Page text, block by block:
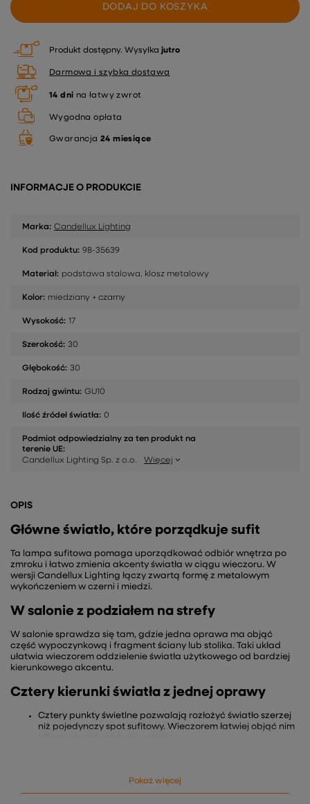
DODAJ DO KOSZYKA
Produkt dostępny Wysyłka jutro
Darmowa i szybka dostawa
14 dni na łatwy zwrot
Wygodna opłata
Gwarancja 24 miesiące
INFORMACJE O PRODUKCIE
Marka: Candellux Lighting
Kod produktu: 98-35639
Materiał: podstawa stalowa, klosz metalowy
Kolor: miedziany + czarny
Wysokość: 17
Szerokość: 30
Głębokość: 30
Rodzaj gwintu: GU10
Ilość źródeł światła: 0
Podmiot odpowiedzialny za ten produkt na
terenie UE:
Candellux Lighting Sp. z o.o.
Więcej
OPIS
Główne światło, które porządkuje sufit
Ta lampa sufitowa pomaga uporządkować odbiór wnętrza po
zmroku i łatwo zmienia akcenty światła w ciągu wieczoru. W
wersji Candellux Lighting łączy zwartą formę z metalowym
wykończeniem w czerni i miedzi.
W salonie z podziałem na strefy
W salonie sprawdza się tam, gdzie jedna oprawa ma objąć
część wypoczynkową i fragment ściany lub stolika. Taki układ
ułatwia wieczorem oddzielenie światła użytkowego od bardziej
kierunkowego akcentu.
Cztery kierunki światła z jednej oprawy
Cztery punkty świetlne pozwalają rozłożyć światło szerzej
niż pojedynczy spot sufitowy. Wieczorem łatwiej objąć nim
Metalowe klosze skupiają strumień bardziej precyzyjnie niż
otwarta forma. Dzięki temu światło wyraźniej zaznacza
Pokaż więcej